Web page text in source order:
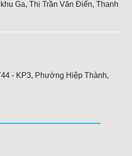
Ga, Thị Trần Văn Điển, Thanh
- KP3, Phường Hiệp Thành,